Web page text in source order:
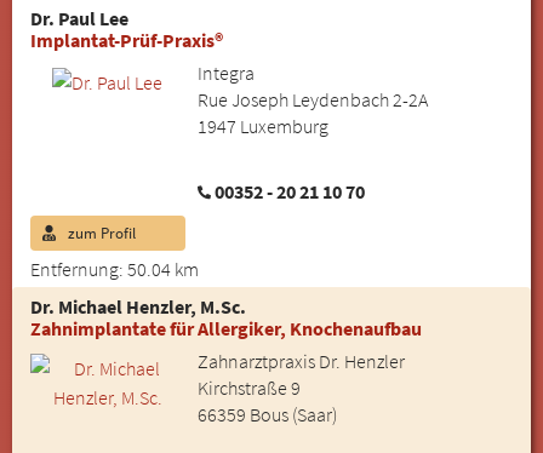
Dr. Paul Lee
Implantat-Prüf-Praxis®
Integra
Rue Joseph Leydenbach 2-2A
1947 Luxemburg
00352 - 20 21 10 70
Entfernung: 50.04 km
zum Profil
Dr. Michael Henzler, M.Sc.
Zahnimplantate für Allergiker, Knochenaufbau
Zahnarztpraxis Dr. Henzler
Kirchstraße 9
66359 Bous (Saar)